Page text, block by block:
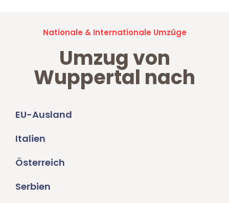
Nationale & Internationale Umzüge
Umzug von
Wuppertal nach
EU-Ausland
Italien
Österreich
Serbien